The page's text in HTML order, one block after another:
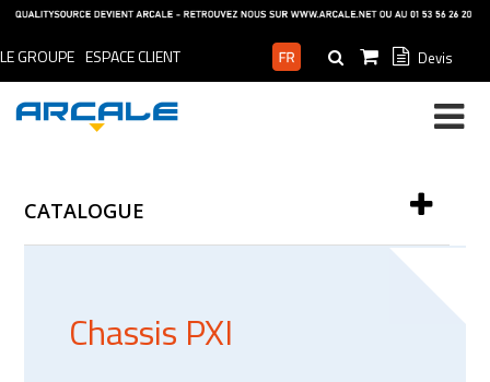
LE GROUPE ESPACE CLIENT Devis
CATALOGUE
Chassis PXI